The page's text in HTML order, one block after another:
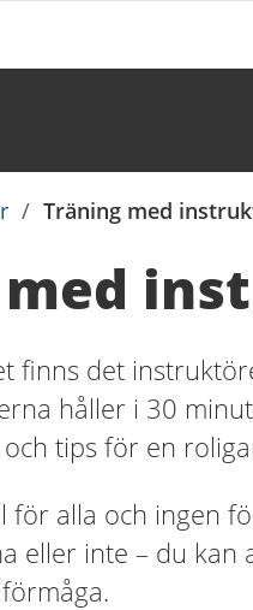
/ Träning med
finns det
håller i 30
tips för en
för alla och ingen
eller inte – du